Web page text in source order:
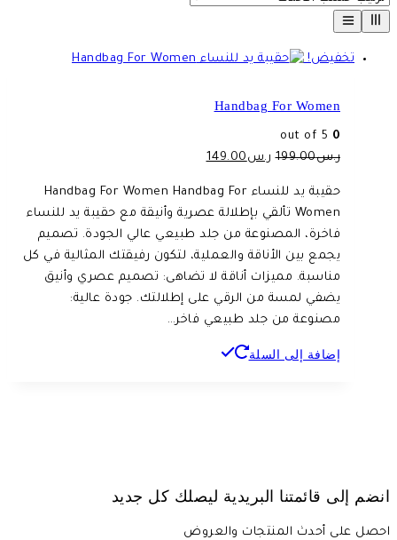
تخفيض!
Handbag For Women
0
ر.س199.00 السعر
ر.س199.00.
ر.س149.00السعر
ر.س149.00.
حقيبة يد للنساء Handbag For Women Handbag For
Women تألقي بإطلالة عصرية وأنيقة مع حقيبة يد للنساء
فاخرة، المصنوعة من جلد طبيعي عالي الجودة. تصميم
يجمع بين الأناقة والعملية، لتكون رفيقتك المثالية في كل
مناسبة. مميزات أناقة لا تضاهى: تصميم عصري وأنيق
يضفي لمسة من الرقي على إطلالتك. جودة عالية:
مصنوعة من جلد طبيعي فاخر…
إضافة إلى السلة
انضم إلى قائمتنا البريدية ليصلك كل جديد
احصل على أحدث المنتجات والعروض